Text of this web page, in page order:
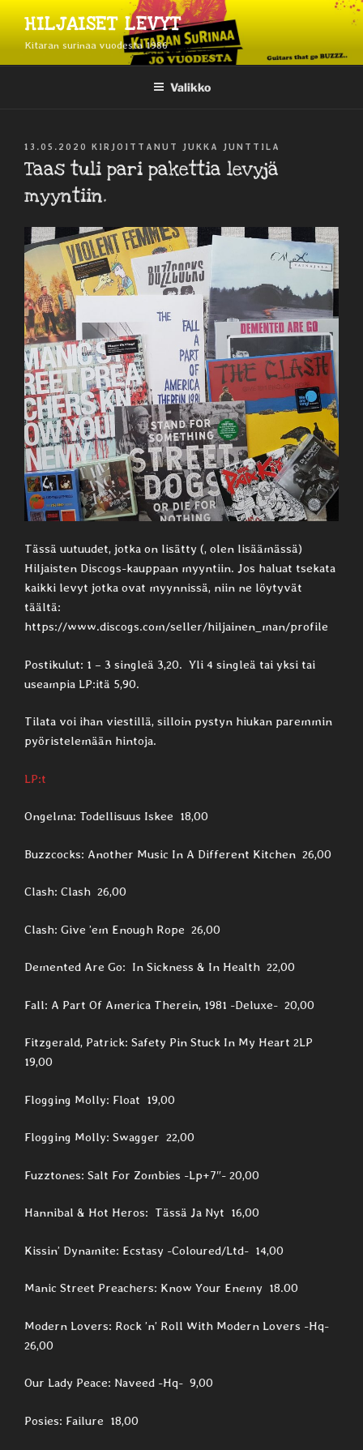
sisältöönHILJAISET LEVYT
Kitaran surinaa vuodesta 1986
Valikko
JULKAISTU
13.05.2020 KIRJOITTANUT JUKKA JUNTTILA
Taas tuli pari pakettia levyjä
myyntiin.
Tässä uutuudet, jotka on lisätty (, olen lisäämässä)
Hiljaisten Discogs-kauppaan myyntiin. Jos haluat tsekata
kaikki levyt jotka ovat myynnissä, niin ne löytyvät
täältä:
https://www.discogs.com/seller/hiljainen_man/profile
Postikulut: 1 – 3 singleä 3,20. Yli 4 singleä tai yksi tai
useampia LP:itä 5,90.
Tilata voi ihan viestillä, silloin pystyn hiukan paremmin
pyöristelemään hintoja.
LP:t
Ongelma: Todellisuus Iskee 18,00
Buzzcocks: Another Music In A Different Kitchen 26,00
Clash: Clash 26,00
Clash: Give ’em Enough Rope 26,00
Demented Are Go: In Sickness & In Health 22,00
Fall: A Part Of America Therein, 1981 -Deluxe- 20,00
Fitzgerald, Patrick: Safety Pin Stuck In My Heart 2LP
19,00
Flogging Molly: Float 19,00
Flogging Molly: Swagger 22,00
Fuzztones: Salt For Zombies -Lp+7″- 20,00
Hannibal & Hot Heros: Tässä Ja Nyt 16,00
Kissin’ Dynamite: Ecstasy -Coloured/Ltd- 14,00
Manic Street Preachers: Know Your Enemy 18.00
Modern Lovers: Rock ’n’ Roll With Modern Lovers -Hq-
26,00
Our Lady Peace: Naveed -Hq- 9,00
Posies: Failure 18,00